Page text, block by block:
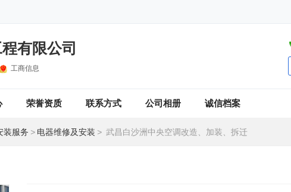
有限公司
工商信息
荣誉资质 联系方式 公司相册 诚信档案
装服务 > 电器维修及安装 > 武昌白沙洲中央空调改造、加装、拆迁